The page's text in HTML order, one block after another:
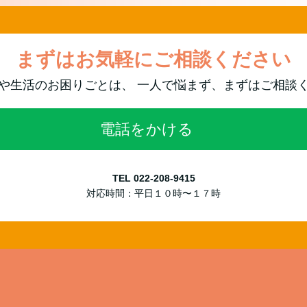
まずはお気軽にご相談ください
生活のお困りごとは、 一人で悩まず、まずはご相談く
電話をかける
TEL 022-208-9415
対応時間：平日１０時〜１７時